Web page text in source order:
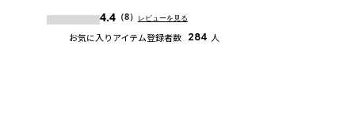
4.4（8） レビューを見る
お気に入りアイテム登録者数 284 人